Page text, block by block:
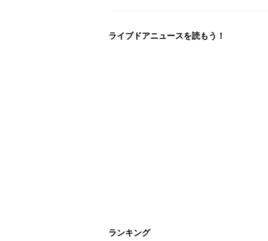
ライブドアニュースを読もう！
ランキング